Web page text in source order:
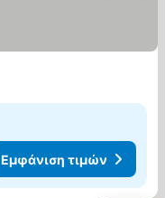
Εμφάνιση τιμών